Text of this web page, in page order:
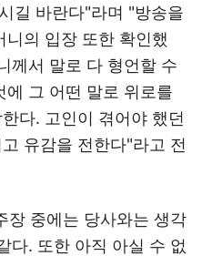
길 바란다"라며 "방송을
의 입장 또한 확인했
께서 말로 다 형언할 수
에 그 어떤 말로 위로를
다. 고인이 겪어야 했던
유감을 전한다"라고 전
장 중에는 당사와는 생각
다. 또한 아직 아실 수 없